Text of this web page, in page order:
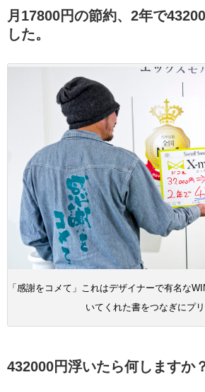
月17800円の節約、2年で
した。
「感謝をコメて」これはデザイナーで有名な
いてくれた書をつなぎにプリ
432000円浮いたら何しますか